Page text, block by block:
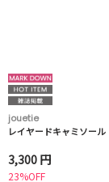
jouetie
レイヤードキャミソール
3,300 円
23%OFF